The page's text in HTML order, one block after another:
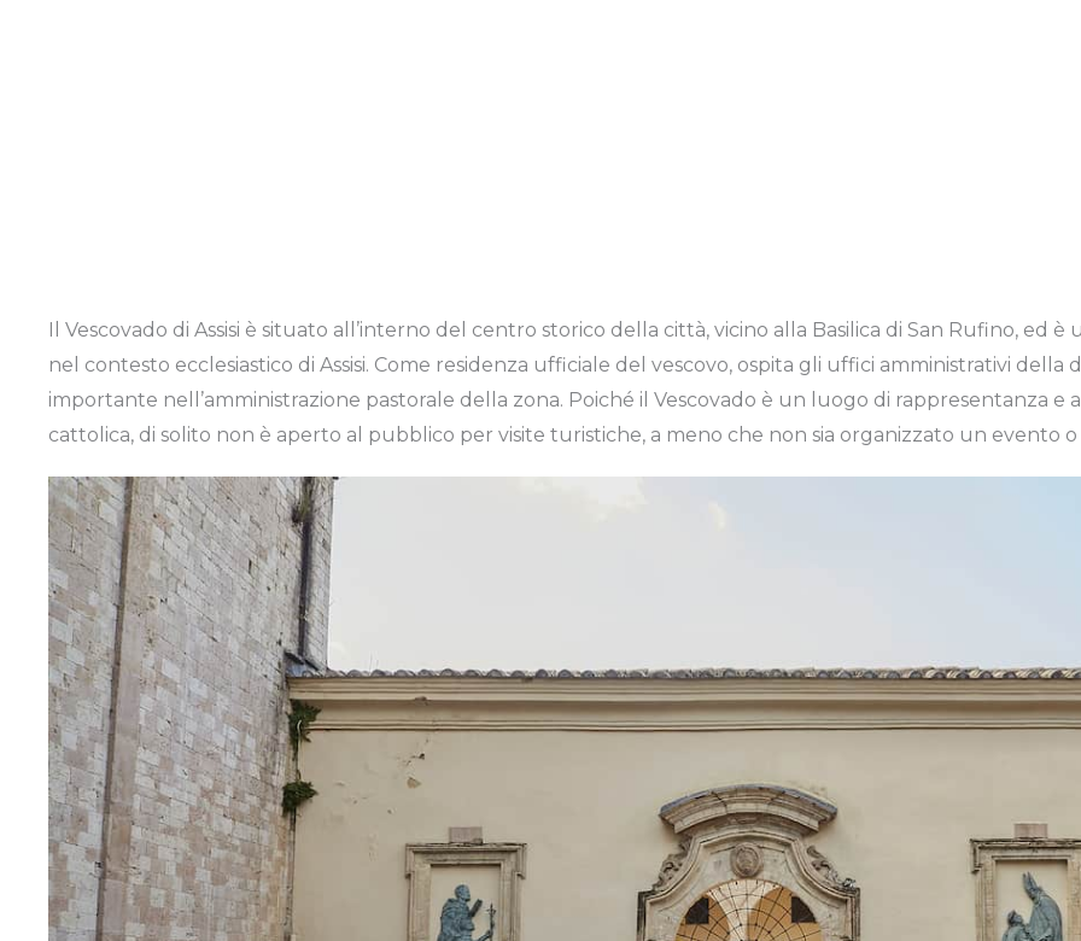
Il Vescovado di Assisi è situato all’interno del centro storico della città, vicino alla Basilica di San Rufino, ed
nel contesto ecclesiastico di Assisi. Come residenza ufficiale del vescovo, ospita gli uffici amministrativi della
importante nell’amministrazione pastorale della zona. Poiché il Vescovado è un luogo di rappresentanza e
cattolica, di solito non è aperto al pubblico per visite turistiche, a meno che non sia organizzato un evento o